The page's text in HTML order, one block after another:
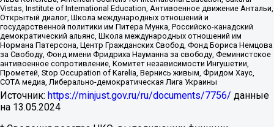
Vistas, Institute of International Education, Антивоенное движение Антальи,
Открытый диалог, Школа международных отношений и
государственной политики им Питера Мунка, Российско-канадский
демократический альянс, Школа международных отношений им
Нормана Патерсона, Центр Гражданских Свобод, Фонд Бориса Немцова
за Свободу, Фонд имени Фридриха Науманна за свободу, Феминистское
антивоенное сопротивление, Комитет независимости Ингушетии,
Прометей, Stop Occupation of Karelia, Вернись живым, Фридом Хаус,
СОТА медиа, Либерально-демократическая Лига Украины
Источник: https://minjust.gov.ru/ru/documents/7756/ данные
на 13.05.2024